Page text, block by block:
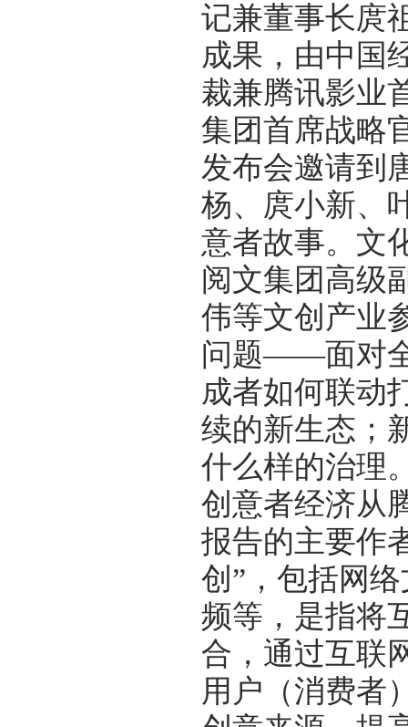
记兼董事长庹
成果，由中国
裁兼腾讯影业
集团首席战略
发布会邀请到
杨、庹小新、
意者故事。文
阅文集团高级
伟等文创产业
问题——面对
成者如何联动
续的新生态；
什么样的治理
创意者经济从
报告的主要作
创”，包括网
频等，是指将
合，通过互联
用户（消费者